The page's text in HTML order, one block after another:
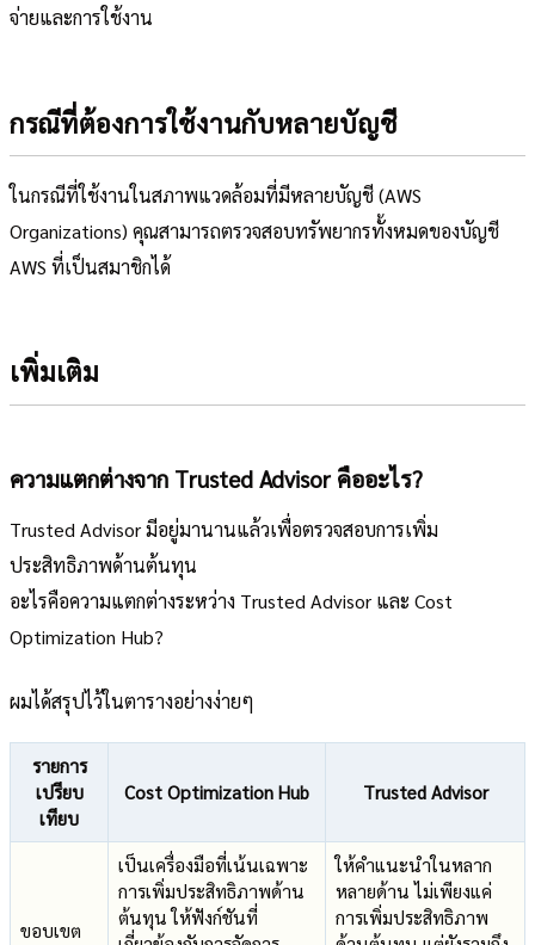
จ่ายและการใช้งาน
กรณีที่ต้องการใช้งานกับหลายบัญชี
ในกรณีที่ใช้งานในสภาพแวดล้อมที่มีหลายบัญชี (AWS
Organizations) คุณสามารถตรวจสอบทรัพยากรทั้งหมดของบัญชี
AWS ที่เป็นสมาชิกได้
เพิ่มเติม
ความแตกต่างจาก Trusted Advisor คืออะไร?
Trusted Advisor มีอยู่มานานแล้วเพื่อตรวจสอบการเพิ่ม
ประสิทธิภาพด้านต้นทุน
อะไรคือความแตกต่างระหว่าง Trusted Advisor และ Cost
Optimization Hub?
ผมได้สรุปไว้ในตารางอย่างง่ายๆ
รายการ
เปรียบ
เทียบ
Cost Optimization Hub Trusted Advisor
ขอบเขต
เป็นเครื่องมือที่เน้นเฉพาะ
การเพิ่มประสิทธิภาพด้าน
ต้นทุน ให้ฟังก์ชันที่
ให้คำแนะนำในหลาก
หลายด้าน ไม่เพียงแค่
การเพิ่มประสิทธิภาพ